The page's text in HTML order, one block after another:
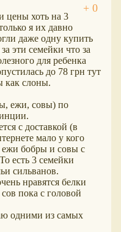
цены хоть на 3
я их давно
даже одну купить
эти семейки что за
для ребенка
до 78 грн тут
как слоны.
ежи, совы) по
с доставкой (в
мало у кого
ежи бобры и совы с
есть 3 семейки
сильванов.
нравятся белки
пока с головой
одними из самых